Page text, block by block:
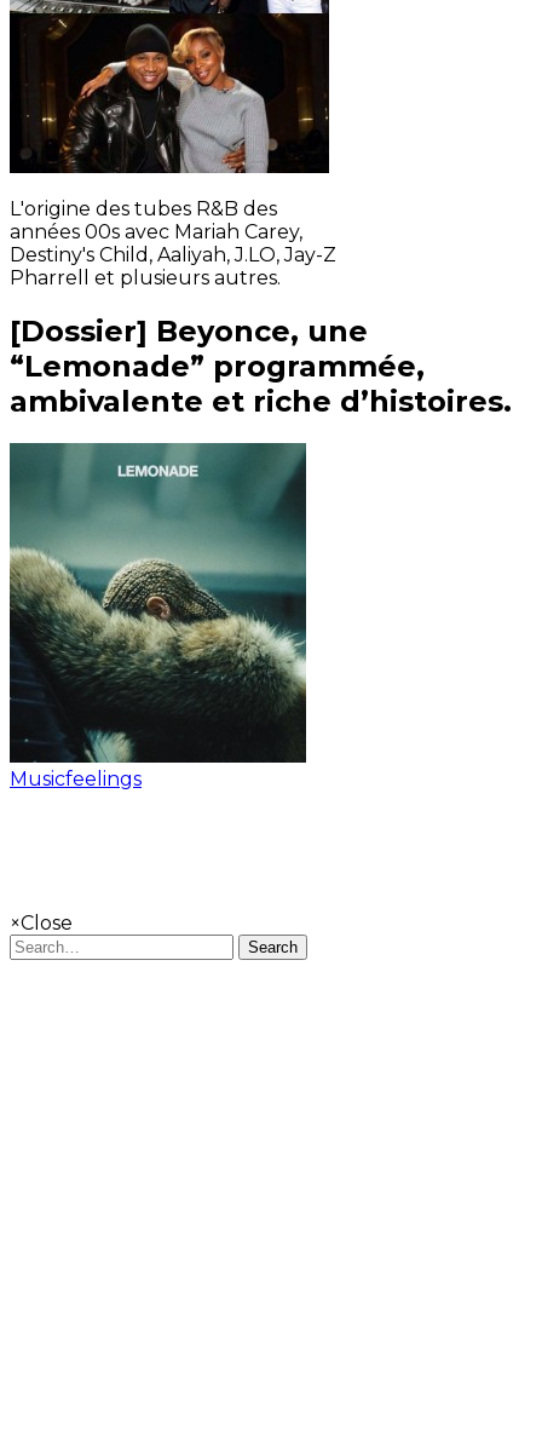
L'origine des tubes R&B des
années 00s avec Mariah Carey,
Destiny's Child, Aaliyah, J.LO, Jay-Z
Pharrell et plusieurs autres.
[Dossier] Beyonce, une
“Lemonade” programmée,
ambivalente et riche d’histoires.
Musicfeelings
×Close
Search